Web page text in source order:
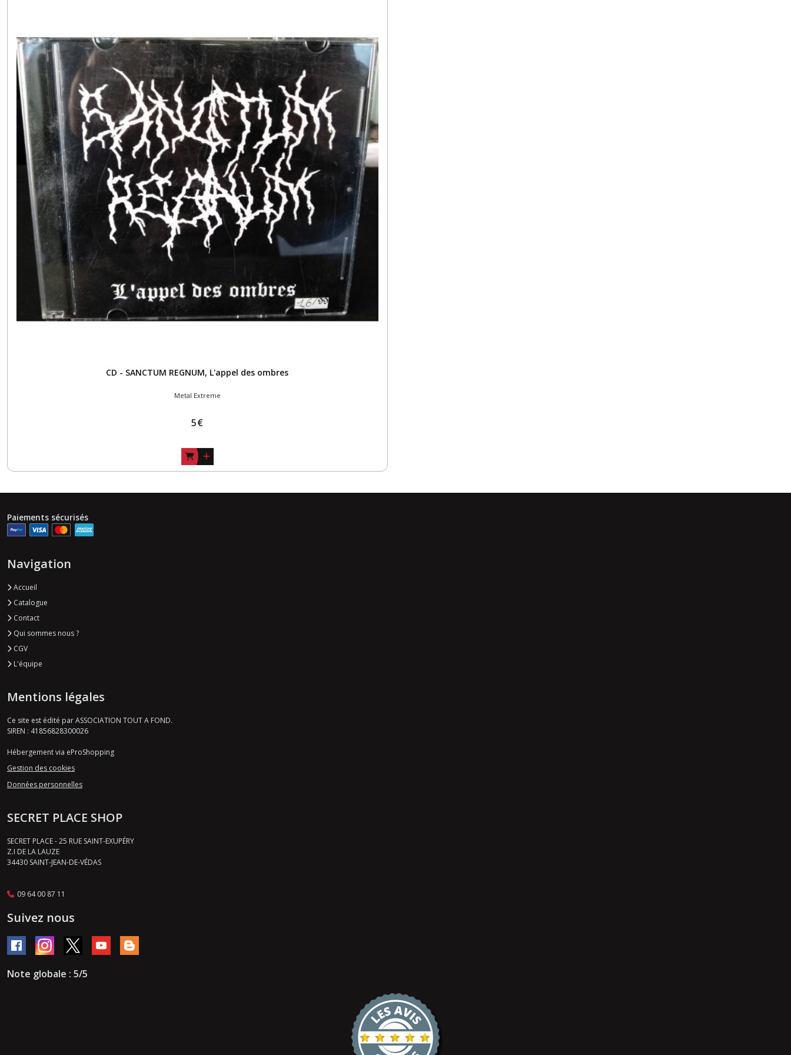
CD - SANCTUM REGNUM, L'appel des ombres
Metal Extreme
5€
METAL
-
HARD
ROCK
(4)
METAL
EXTREME
(1)
ROCKABILLY
PSYCHOBILLY
ROCK
FRANCAIS
Paiements sécurisés
Navigation
Accueil
Catalogue
Contact
Qui sommes nous ?
CGV
L'équipe
Mentions légales
Ce site est édité par ASSOCIATION TOUT A FOND.
SIREN : 41856828300026
Hébergement via eProShopping
Gestion des cookies
Données personnelles
SECRET PLACE SHOP
SECRET PLACE - 25 RUE SAINT-EXUPÉRY
Z.I DE LA LAUZE
34430 SAINT-JEAN-DE-VÉDAS
09 64 00 87 11
Suivez nous
Note globale : 5/5